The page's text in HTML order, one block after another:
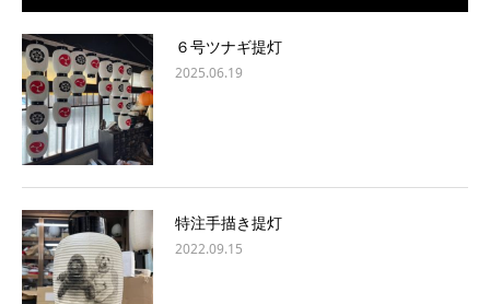
６号ツナギ提灯
2025.06.19
特注手描き提灯
2022.09.15